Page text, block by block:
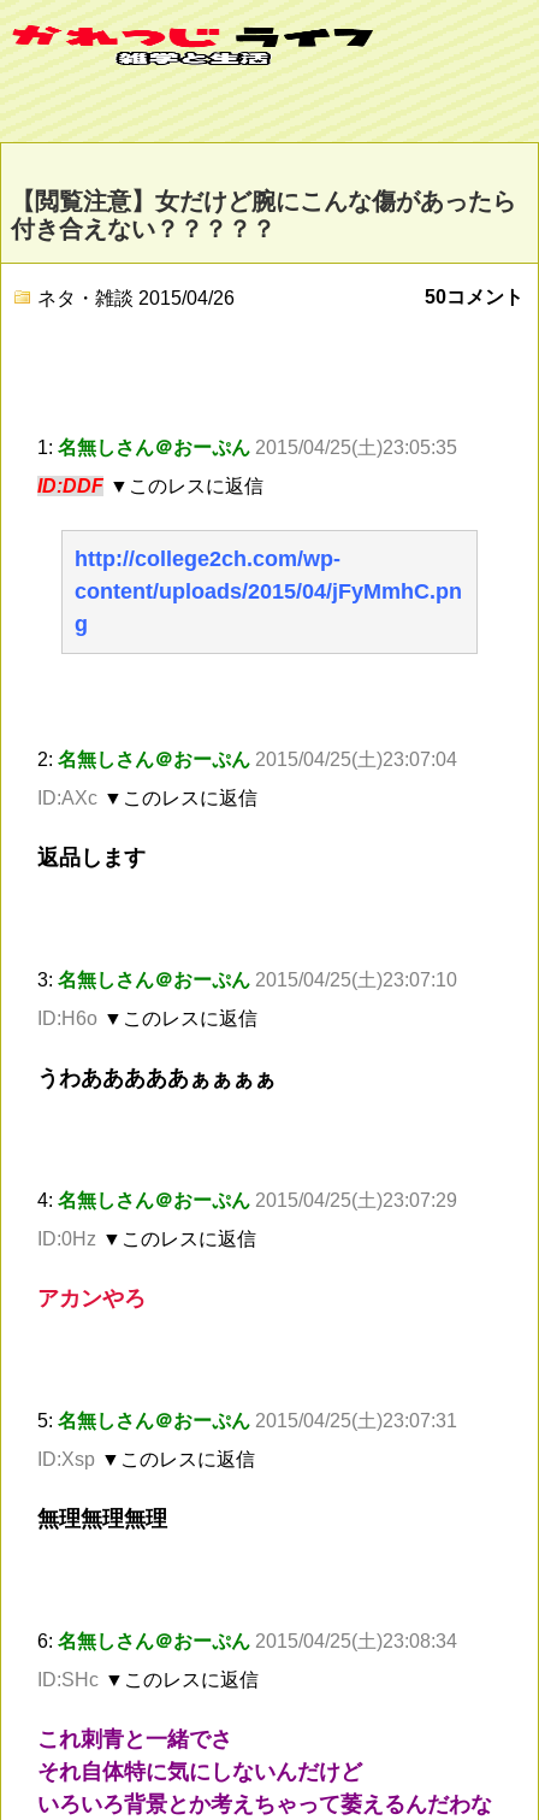
【閲覧注意】女だけど腕にこんな傷があったら
付き合えない？？？？？
ネタ・雑談 2015/04/26 50コメント
1: 名無しさん＠おーぷん 2015/04/25(土)23:05:35
ID:DDF ▼このレスに返信
http://college2ch.com/wp-
content/uploads/2015/04/jFyMmhC.pn
g
2: 名無しさん＠おーぷん 2015/04/25(土)23:07:04
ID:AXc ▼このレスに返信
返品します
3: 名無しさん＠おーぷん 2015/04/25(土)23:07:10
ID:H6o ▼このレスに返信
うわあああああぁぁぁぁ
4: 名無しさん＠おーぷん 2015/04/25(土)23:07:29
ID:0Hz ▼このレスに返信
アカンやろ
5: 名無しさん＠おーぷん 2015/04/25(土)23:07:31
ID:Xsp ▼このレスに返信
無理無理無理
6: 名無しさん＠おーぷん 2015/04/25(土)23:08:34
ID:SHc ▼このレスに返信
これ刺青と一緒でさ
それ自体特に気にしないんだけど
いろいろ背景とか考えちゃって萎えるんだわな